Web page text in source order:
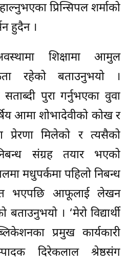
प्रिन्सिपल शर्माको
हुदैन ।
शिक्षामा आमुल
रहेको बताउनुभयो ।
पुरा गर्नुभएका वुवा
आमा शोभादेवीको कोख र
प्रेरणा मिलेको र त्यसैको
संग्रह तयार भएको
मधुपर्कमा पहिलो निबन्ध
भएपछि आफूलाई लेखन
। ‘मेरो विद्यार्थी
प्रमुख कार्यकारी
दिरेकलाल श्रेष्ठसंग